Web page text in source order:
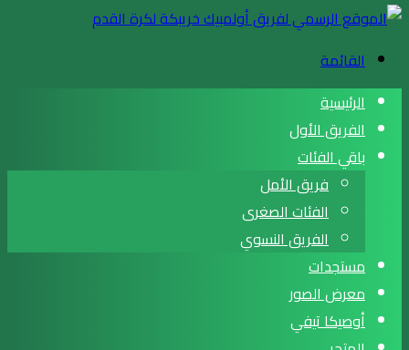
القائمة
الرئيسية
الفريق الأول
باقي الفئات
فريق الأمل
الفئات الصغرى
الفريق النسوي
مستجدات
معرض الصور
أوصيكا تيفي